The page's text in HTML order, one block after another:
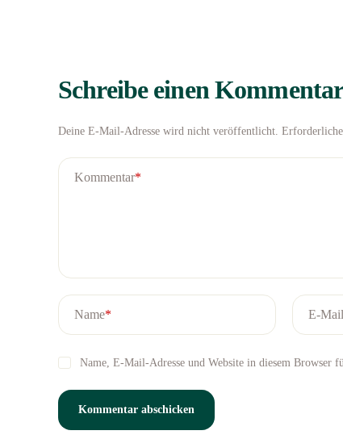
Schreibe einen
Deine E-Mail-Adresse wird nicht veröffentlicht.
Kommentar*
Name* E-
Name, E-Mail-Adresse und Website in diesem Browser